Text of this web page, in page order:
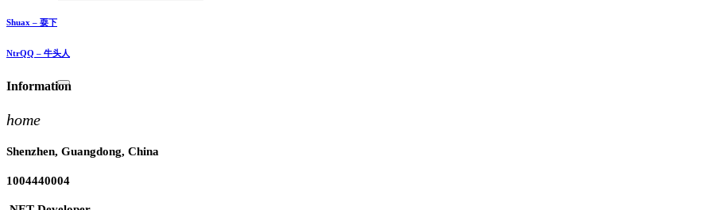
Shuax – 耍下
NtrQQ – 牛头人
Information
home
Shenzhen, Guangdong, China
1004440004